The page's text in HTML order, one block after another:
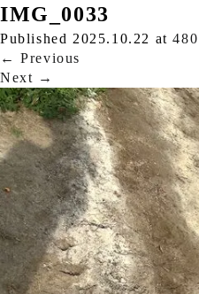
IMG_0033
Published 2025.10.22 at
← Previous
Next →